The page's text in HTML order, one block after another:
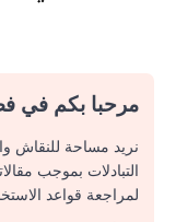
مرحبا بكم في
نريد مساحة للنقاش
التبادلات بموجب
لمراجعة قواعد